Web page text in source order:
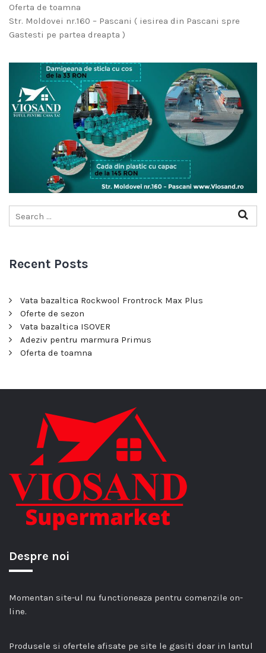
Oferta de toamna
Str. Moldovei nr.160 – Pascani ( iesirea din Pascani spre
Gastesti pe partea dreapta )
Recent Posts
Vata bazaltica Rockwool Frontrock Max Plus
Oferte de sezon
Vata bazaltica ISOVER
Adeziv pentru marmura Primus
Oferta de toamna
Despre noi
Momentan site-ul nu functioneaza pentru comenzile on-
line.
Produsele si ofertele afisate pe site le gasiti doar in lantul